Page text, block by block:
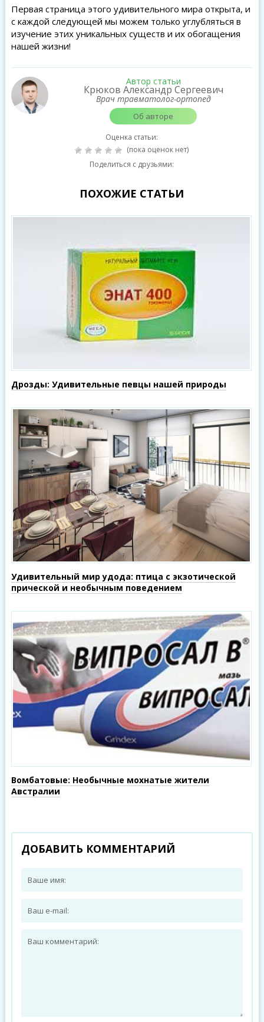
Первая страница этого удивительного мира открыта, и
с каждой следующей мы можем только углубляться в
изучение этих уникальных существ и их обогащения
нашей жизни!
Автор статьи
Крюков Александр Сергеевич
Врач травматолог-ортопед
Об авторе
Оценка статьи:
(пока оценок нет)
Поделиться с друзьями:
ПОХОЖИЕ СТАТЬИ
Дрозды: Удивительные певцы нашей природы
Удивительный мир удода: птица с экзотической
прической и необычным поведением
Вомбатовые: Необычные мохнатые жители
Австралии
ДОБАВИТЬ КОММЕНТАРИЙ